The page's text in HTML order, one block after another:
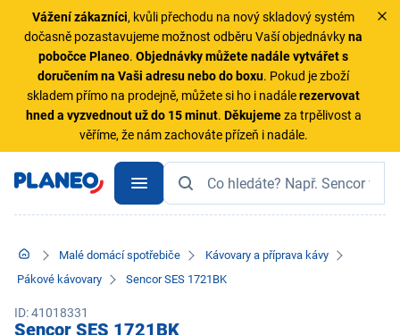
Vážení zákazníci, kvůli přechodu na nový skladový systém
dočasně pozastavujeme možnost odběru Vaší objednávkyna
pobočce Planeo.Objednávky můžete nadále vytvářet s
doručením na Vaši adresu nebo do boxu. Pokud je zboží
skladem přímo na prodejně, můžete si ho i nadálerezervovat
hned a vyzvednout už do 15 minut. Děkujemeza trpělivost a
věříme, že nám zachováte přízeň i nadále.
Malé domácí spotřebiče
Kávovary a příprava kávy
Pákové kávovary
Sencor SES 1721BK
ID: 41018331
Sencor SES 1721BK